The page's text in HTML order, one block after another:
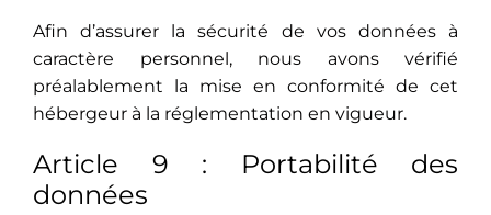
Afin d’assurer la sécurité de vos données à
caractère personnel, nous avons vérifié
préalablement la mise en conformité de cet
hébergeur à la réglementation en vigueur.
Article 9 : Portabilité des
données